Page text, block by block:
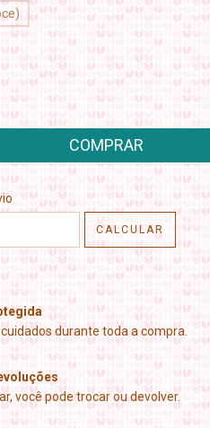
CALCULAR
durante toda a compra.
você pode trocar ou devolver.